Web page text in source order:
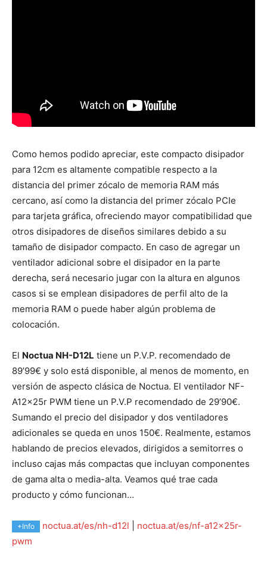
Como hemos podido apreciar, este compacto disipador
para 12cm es altamente compatible respecto a la
distancia del primer zócalo de memoria RAM más
cercano, así como la distancia del primer zócalo PCIe
para tarjeta gráfica, ofreciendo mayor compatibilidad que
otros disipadores de diseños similares debido a su
tamaño de disipador compacto. En caso de agregar un
ventilador adicional sobre el disipador en la parte
derecha, será necesario jugar con la altura en algunos
casos si se emplean disipadores de perfil alto de la
memoria RAM o puede haber algún problema de
colocación.
El Noctua NH-D12L tiene un P.V.P. recomendado de
89’99€ y solo está disponible, al menos de momento, en
versión de aspecto clásica de Noctua. El ventilador NF-
A12x25r PWM tiene un P.V.P recomendado de 29’90€.
Sumando el precio del disipador y dos ventiladores
adicionales se queda en unos 150€. Realmente, estamos
hablando de precios elevados, dirigidos a semitorres o
incluso cajas más compactas que incluyan componentes
de gama alta o media-alta. Veamos qué trae cada
producto y cómo funcionan…
+Info noctua.at/es/nh-d12l
noctua.at/es/nf-a12x25r-
pwm